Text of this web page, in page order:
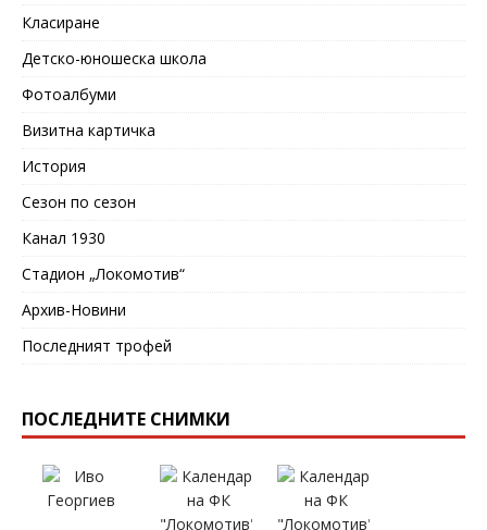
Класиране
Детско-юношеска школа
Фотоалбуми
Визитна картичка
История
Сезон по сезон
Канал 1930
Стадион „Локомотив“
Архив-Новини
Последният трофей
ПОСЛЕДНИТЕ СНИМКИ